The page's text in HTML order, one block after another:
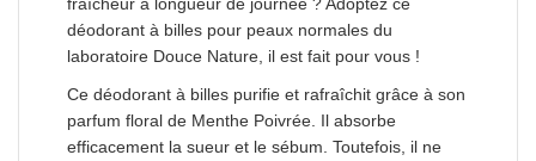
déodorant à billes pour peaux normales du
laboratoire Douce Nature, il est fait pour vous !
Ce déodorant à billes purifie et rafraîchit grâce à son
parfum floral de Menthe Poivrée. Il absorbe
efficacement la sueur et le sébum. Toutefois, il ne